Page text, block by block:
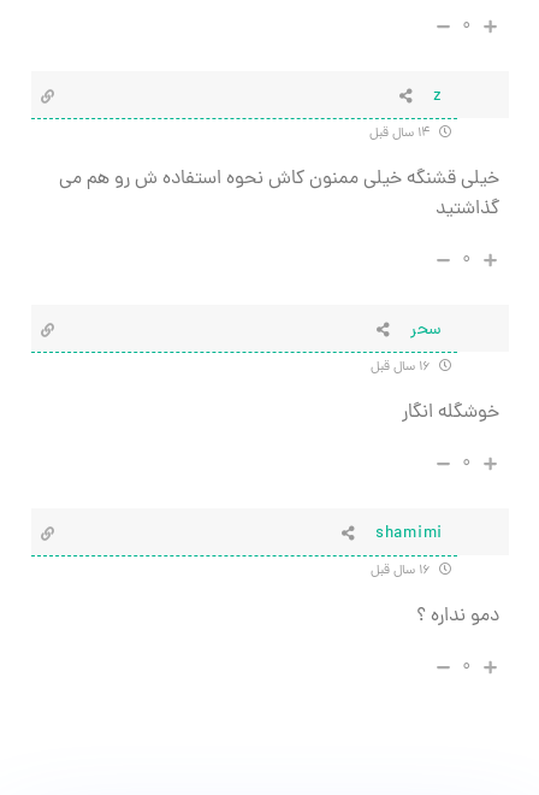
۰
z
خیلی قشنگه خیلی ممنون کاش نحوه استفاده ش رو هم می
گذاشتید
۰
سحر
خوشگله انگار
۰
shamimi
دمو نداره ؟
۰